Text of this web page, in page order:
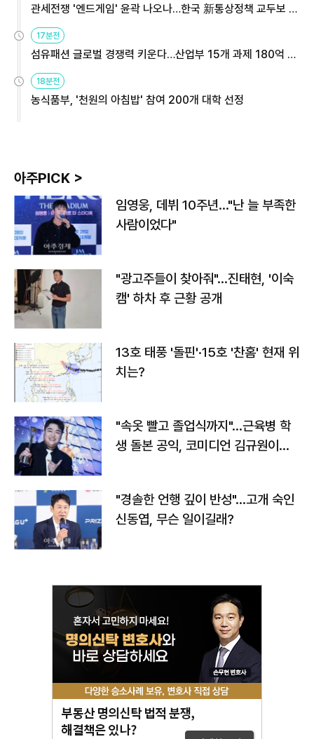
관세전쟁 '엔드게임' 윤곽 나오나…한국 新통상정책 교두보 활
17분전
섬유패션 글로벌 경쟁력 키운다…산업부 15개 과제 180억 지
18분전
농식품부, '천원의 아침밥' 참여 200개 대학 선정
아주PICK >
임영웅, 데뷔 10주년…"난 늘 부족한
사람이었다"
"광고주들이 찾아줘"…진태현, '이숙
캠' 하차 후 근황 공개
13호 태풍 '돌핀'·15호 '찬홈' 현재 위
치는?
"속옷 빨고 졸업식까지"…근육병 학
생 돌본 공익, 코미디언 김규원이었
"경솔한 언행 깊이 반성"…고개 숙인
신동엽, 무슨 일이길래?